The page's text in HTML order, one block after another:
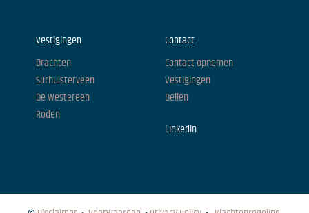
Vestigingen
Drachten
Surhuisterveen
De Westereen
Roden
Contact
Contact opnemen
Vestigingen
Bellen
LinkedIn